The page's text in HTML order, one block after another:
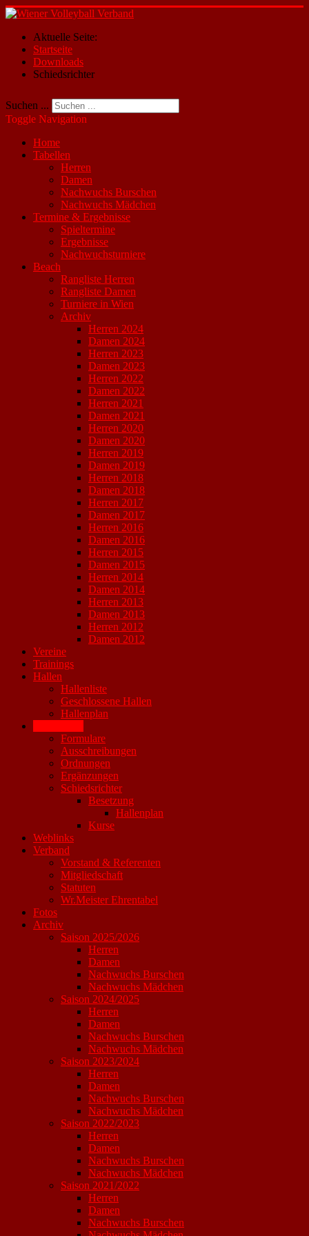
Aktuelle Seite:
Startseite
Downloads
Schiedsrichter
Suchen ...
Toggle Navigation
Home
Tabellen
Herren
Damen
Nachwuchs Burschen
Nachwuchs Mädchen
Termine & Ergebnisse
Spieltermine
Ergebnisse
Nachwuchsturniere
Beach
Rangliste Herren
Rangliste Damen
Turniere in Wien
Archiv
Herren 2024
Damen 2024
Herren 2023
Damen 2023
Herren 2022
Damen 2022
Herren 2021
Damen 2021
Herren 2020
Damen 2020
Herren 2019
Damen 2019
Herren 2018
Damen 2018
Herren 2017
Damen 2017
Herren 2016
Damen 2016
Herren 2015
Damen 2015
Herren 2014
Damen 2014
Herren 2013
Damen 2013
Herren 2012
Damen 2012
Vereine
Trainings
Hallen
Hallenliste
Geschlossene Hallen
Hallenplan
Formulare
Ausschreibungen
Ordnungen
Ergänzungen
Schiedsrichter
Besetzung
Hallenplan
Kurse
Weblinks
Verband
Vorstand & Referenten
Mitgliedschaft
Statuten
Wr.Meister Ehrentabel
Fotos
Archiv
Saison 2025/2026
Herren
Damen
Nachwuchs Burschen
Nachwuchs Mädchen
Saison 2024/2025
Herren
Damen
Nachwuchs Burschen
Nachwuchs Mädchen
Saison 2023/2024
Herren
Damen
Nachwuchs Burschen
Nachwuchs Mädchen
Saison 2022/2023
Herren
Damen
Nachwuchs Burschen
Nachwuchs Mädchen
Saison 2021/2022
Herren
Damen
Nachwuchs Burschen